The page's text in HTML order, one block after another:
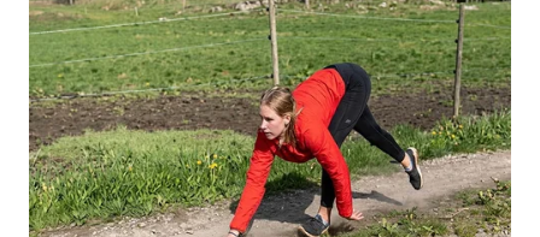
WN
SURABAYA
WN
NATUNA
WN
BINTAN